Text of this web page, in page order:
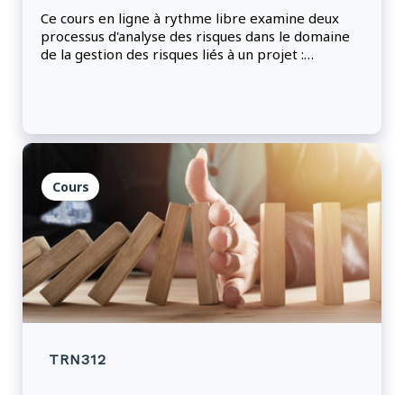
Ce cours en ligne à rythme libre examine deux
processus d'analyse des risques dans le domaine
de la gestion des risques liés à un projet :
risques pour calculer et comprendre les
répercussions financières ainsi que les autres
coûts liés aux risques du projet.
Cours
TRN312